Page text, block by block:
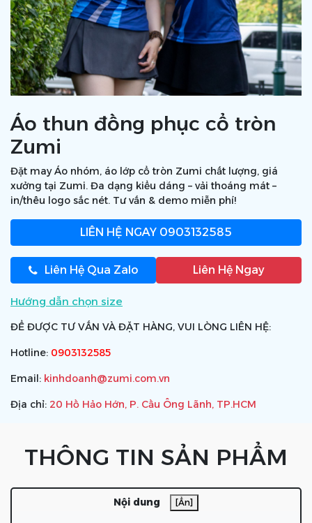
Áo thun đồng phục cổ tròn
Zumi
Đặt may Áo nhóm, áo lớp cổ tròn Zumi chất lượng, giá
xưởng tại Zumi. Đa dạng kiểu dáng – vải thoáng mát –
in/thêu logo sắc nét. Tư vấn & demo miễn phí!
LIÊN HỆ NGAY 0903132585
Liên Hệ Qua Zalo Liên Hệ Ngay
Hướng dẫn chọn size
ĐỂ ĐƯỢC TƯ VẤN VÀ ĐẶT HÀNG, VUI LÒNG LIÊN HỆ:
Hotline: 0903132585
Email: kinhdoanh@zumi.com.vn
Địa chỉ: 20 Hồ Hảo Hớn, P. Cầu Ông Lãnh, TP.HCM
THÔNG TIN SẢN PHẨM
Nội dung [Ẩn]